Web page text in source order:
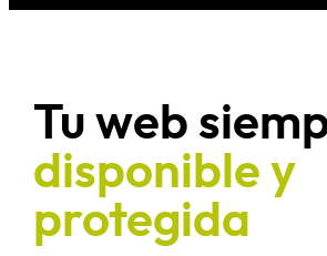
Tu web
disponible y
protegida